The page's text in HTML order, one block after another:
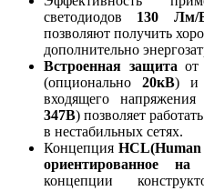
светодиодов 130 Лм/
позволяют получить
дополнительно
Встроенная защита от
(опционально 20кВ) и
входящего напряжения
347В) позволяет
в нестабильных сетях.
Концепция
ориентированное
концепции